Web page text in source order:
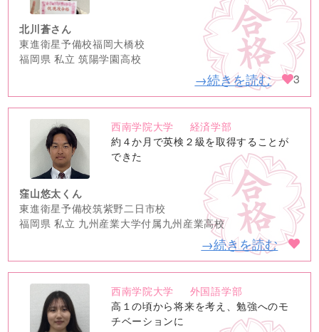
北川蒼さん
東進衛星予備校福岡大橋校
福岡県 私立 筑陽学園高校
→続きを読む 3
no
image
西南学院大学
経済学部
約４か月で英検２級を取得することが
できた
窪山悠太くん
東進衛星予備校筑紫野二日市校
福岡県 私立 九州産業大学付属九州産業高校
→続きを読む
no
image
西南学院大学
外国語学部
高１の頃から将来を考え、勉強へのモ
チベーションに